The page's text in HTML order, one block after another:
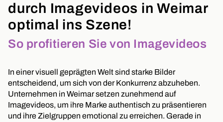
durch Imagevideos in Weimar
optimal ins Szene!
So profitieren Sie von Imagevideos
In einer visuell geprägten Welt sind starke Bilder
entscheidend, um sich von der Konkurrenz abzuheben.
Unternehmen in Weimar setzen zunehmend auf
Imagevideos, um ihre Marke authentisch zu präsentieren
und ihre Zielgruppen emotional zu erreichen. Gerade in